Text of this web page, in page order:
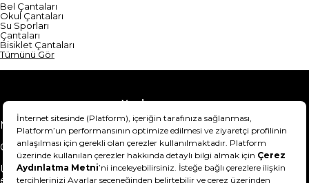
Bel Çantaları
Okul Çantaları
Su Sporları
Çantaları
Bisiklet Çantaları
Tümünü Gör
Yardım
Mesafeli Satış Sözleşmesi
Teslimat Bilgisi
Gizlilik Sözleşmesi
Şartlar & Koşullar
Ürünümü nasıl iade
edebilirim?
Hakkımızda